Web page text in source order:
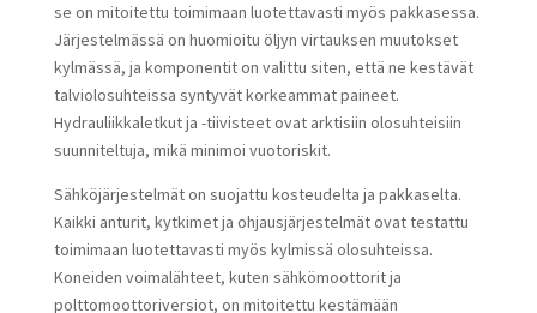
se on mitoitettu toimimaan luotettavasti myös pakkasessa.
Järjestelmässä on huomioitu öljyn virtauksen muutokset
kylmässä, ja komponentit on valittu siten, että ne kestävät
talviolosuhteissa syntyvät korkeammat paineet.
Hydrauliikkaletkut ja -tiivisteet ovat arktisiin olosuhteisiin
suunniteltuja, mikä minimoi vuotoriskit.
Sähköjärjestelmät on suojattu kosteudelta ja pakkaselta.
Kaikki anturit, kytkimet ja ohjausjärjestelmät ovat testattu
toimimaan luotettavasti myös kylmissä olosuhteissa.
Koneiden voimalähteet, kuten sähkömoottorit ja
polttomoottoriversiot, on mitoitettu kestämään